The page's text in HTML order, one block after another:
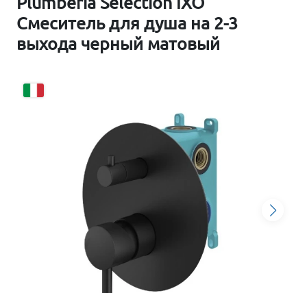
Смеситель для душа на 2-3
выхода черный матовый